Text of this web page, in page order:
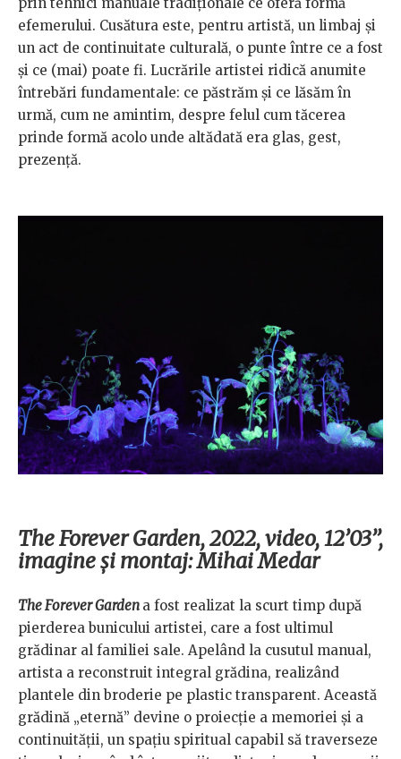
prin tehnici manuale tradiționale ce oferă formă
efemerului. Cusătura este, pentru artistă, un limbaj și
un act de continuitate culturală, o punte între ce a fost
și ce (mai) poate fi. Lucrările artistei ridică anumite
întrebări fundamentale: ce păstrăm și ce lăsăm în
urmă, cum ne amintim, despre felul cum tăcerea
prinde formă acolo unde altădată era glas, gest,
prezență.
The Forever Garden, 2022, video, 12’03’’,
imagine și montaj: Mihai Medar
The Forever Garden a fost realizat la scurt timp după
pierderea bunicului artistei, care a fost ultimul
grădinar al familiei sale. Apelând la cusutul manual,
artista a reconstruit integral grădina, realizând
plantele din broderie pe plastic transparent. Această
grădină „eternă” devine o proiecție a memoriei și a
continuității, un spațiu spiritual capabil să traverseze